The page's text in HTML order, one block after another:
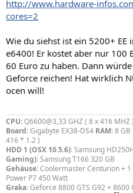
http://www.hardware-
cores=2
Wie du siehst ist ein 5200+ EE
e6400! Er kostet aber nur 100
60 Euro zu haben. Dann
Geforce reichen! Hat wirklich
ocen will!
CPU: Q6600@3,33 GHZ ( 8 x 416
Board: Gigabyte EX38-DS4 RAM: 8
416 * 1.2 )
HDD 1 (OSX 10.5.6): Samsung
Gaming): Samsung T166 320 GB
Gehäuse: Coolermaster Centurion + 1
Power P7 450 Watt
Graka: Geforce 8800 GTS G92 + 8600